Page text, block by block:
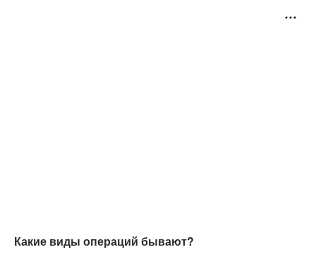
Какие виды операций бывают?